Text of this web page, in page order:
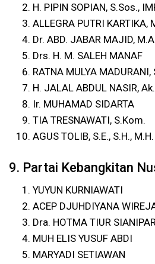
H. PIPIN SOPIAN, S.Sos.,
ALLEGRA PUTRI KARTIKA,
Dr. ABD. JABAR MAJID, M.A.
Drs. H. M. SALEH MANAF
RATNA MULYA MADURANI,
H. JALAL ABDUL NASIR, Ak.
Ir. MUHAMAD SIDARTA
TIA TRESNAWATI, S.Kom.
AGUS TOLIB, S.E., S.H., M.H.
9. Partai Kebangkitan
YUYUN KURNIAWATI
ACEP DJUHDIYANA
Dra. HOTMA TIUR
MUH ELIS YUSUF ABDI
MARYADI SETIAWAN